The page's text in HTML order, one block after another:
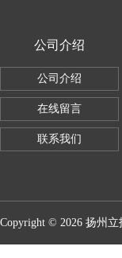
公司介绍
公司介绍
在线留言
联系我们
Copyright © 2026 扬州